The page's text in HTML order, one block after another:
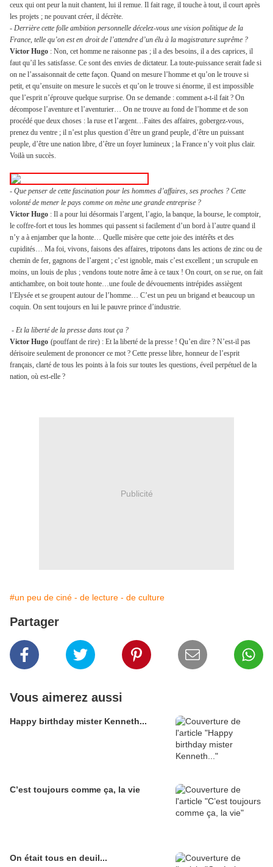
ceux qui ont peur la nuit chantent, lui il remue. Il fait rage, il touche à tout, il court après
les projets ; ne pouvant créer, il décrète.
- Derrière cette folle ambition personnelle décelez-vous une vision politique de la
France, telle qu’on est en droit de l’attendre d’un élu à la magistrature suprême ?
Victor Hugo : Non, cet homme ne raisonne pas ; il a des besoins, il a des caprices, il
faut qu’il les satisfasse. Ce sont des envies de dictateur. La toute-puissance serait fade si
on ne l’assaisonnait de cette façon. Quand on mesure l’homme et qu’on le trouve si
petit, et qu’ensuite on mesure le succès et qu’on le trouve si énorme, il est impossible
que l’esprit n’éprouve quelque surprise. On se demande : comment a-t-il fait ? On
décompose l’aventure et l’aventurier… On ne trouve au fond de l’homme et de son
procédé que deux choses : la ruse et l’argent…Faites des affaires, gobergez-vous,
prenez du ventre ; il n’est plus question d’être un grand peuple, d’être un puissant
peuple, d’être une nation libre, d’être un foyer lumineux ; la France n’y voit plus clair.
Voilà un succès.
- Que penser de cette fascination pour les hommes d’affaires, ses proches ? Cette
volonté de mener le pays comme on mène une grande entreprise ?
Victor Hugo : Il a pour lui désormais l’argent, l’agio, la banque, la bourse, le comptoir,
le coffre-fort et tous les hommes qui passent si facilement d’un bord à l’autre quand il
n’y a à enjamber que la honte… Quelle misère que cette joie des intérêts et des
cupidités… Ma foi, vivons, faisons des affaires, tripotons dans les actions de zinc ou de
chemin de fer, gagnons de l’argent ; c’est ignoble, mais c’est excellent ; un scrupule en
moins, un louis de plus ; vendons toute notre âme à ce taux ! On court, on se rue, on fait
antichambre, on boit toute honte…une foule de dévouements intrépides assiègent
l’Elysée et se groupent autour de l’homme… C’est un peu un brigand et beaucoup un
coquin. On sent toujours en lui le pauvre prince d’industrie.
- Et la liberté de la presse dans tout ça ?
Victor Hugo (pouffant de rire) : Et la liberté de la presse ! Qu’en dire ? N’est-il pas
dérisoire seulement de prononcer ce mot ? Cette presse libre, honneur de l’esprit
français, clarté de tous les points à la fois sur toutes les questions, éveil perpétuel de la
nation, où est-elle ?
Publicité
#un peu de ciné - de lecture - de culture
Partager
Vous aimerez aussi
Happy birthday mister Kenneth...
C’est toujours comme ça, la vie
On était tous en deuil...